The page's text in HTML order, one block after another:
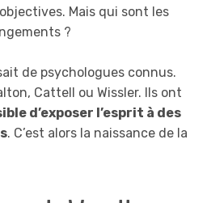
Mais qui sont les
?
de psychologues connus.
Cattell ou Wissler. Ils ont
d’exposer l’esprit à des
. C’est alors la naissance de la